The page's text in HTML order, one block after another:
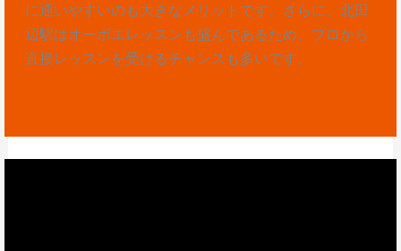
に通いやすいのも大きなメリットです。さらに、北田
辺駅はオーボエレッスンも盛んであるため、プロから
直接レッスンを受けるチャンスも多いです。